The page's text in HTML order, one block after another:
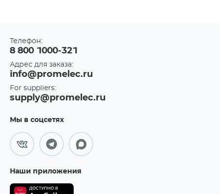
Телефон:
8 800 1000-321
Адрес для заказа:
info@promelec.ru
For suppliers:
supply@promelec.ru
Мы в соцсетях
Наши приложения